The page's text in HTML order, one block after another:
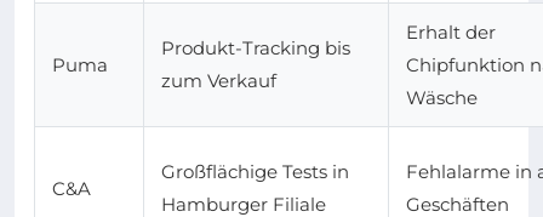
Puma
Produkt-Tracking bis
zum Verkauf
Erhalt der
Chipfunktion
Wäsche
C&A
Großflächige Tests in
Hamburger Filiale
Fehlalarme in
Geschäften